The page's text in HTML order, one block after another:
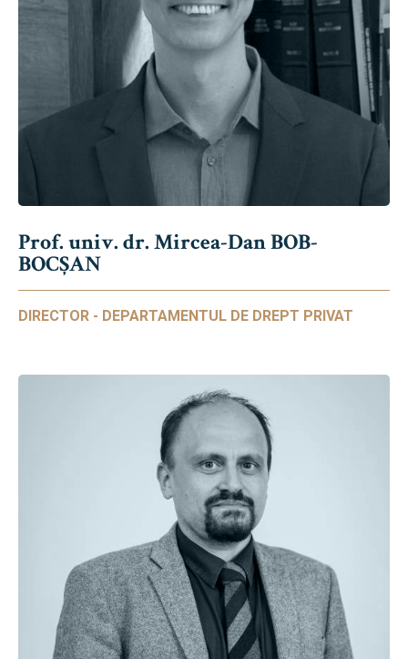
Prof. univ. dr. Mircea-Dan BOB-
BOCȘAN
DIRECTOR - DEPARTAMENTUL DE DREPT PRIVAT